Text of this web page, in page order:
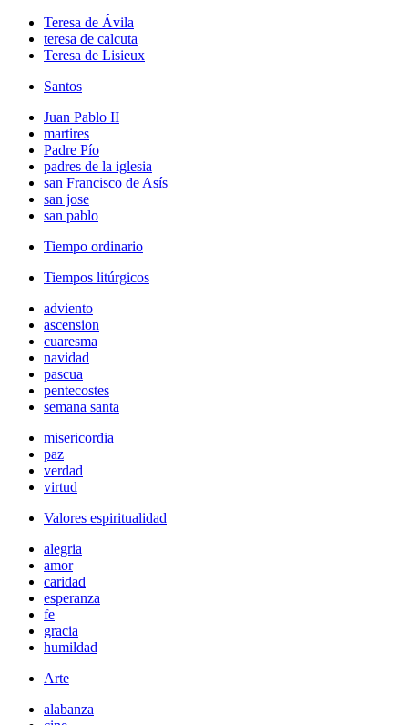
Teresa de Ávila
teresa de calcuta
Teresa de Lisieux
Santos
Juan Pablo II
martires
Padre Pío
padres de la iglesia
san Francisco de Asís
san jose
san pablo
Tiempo ordinario
Tiempos litúrgicos
adviento
ascension
cuaresma
navidad
pascua
pentecostes
semana santa
misericordia
paz
verdad
virtud
Valores espiritualidad
alegria
amor
caridad
esperanza
fe
gracia
humildad
Arte
alabanza